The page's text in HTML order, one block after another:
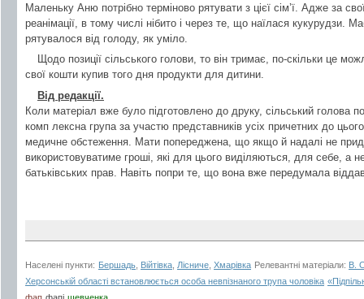
Маленьку Аню потрібно терміново рятувати з цієї сім’ї. Адже за
реанімації, в тому числі нібито і через те, що наїлася кукурудзи.
рятувалося від голоду, як уміло.
Щодо позиції сільського голови, то він тримає, по-скільки це
свої кошти купив того дня продукти для дитини.
Від редакції.
Коли матеріал вже було підготовлено до друку, сільський голова
комп лексна група за участю представників усіх причетних до
медичне обстеження. Мати попереджена, що якщо й надалі не
використовуватиме гроші, які для цього виділяються, для себе, а
батьківських прав. Навіть попри те, що вона вже передумала
Населені пункти: Бершадь Війтівка Лісниче Хмарівка Релевантні матеріали: В.
Херсонській області встановлюється особа невпізнаного трупа чоловіка